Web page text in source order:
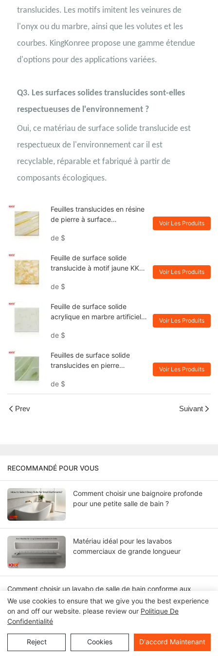
translucides. Les motifs imitent les veinures de
l'onyx ou du marbre, ainsi que les volutes et les
courbes. KingKonree propose une gamme étendue
d'options pour des applications variées.
Q3. Les surfaces solides translucides sont-elles
respectueuses de l'environnement ?
Oui, ce matériau de surface solide translucide est
respectueux de l'environnement car il est
recyclable, réparable et fabriqué à partir de
composants écologiques.
Feuilles translucides en résine
de pierre à surface
de $
Voir Les Produits
Feuille de surface solide
translucide à motif jaune KKR-
de $
Voir Les Produits
Feuille de surface solide
acrylique en marbre artificiel
de $
Voir Les Produits
Feuilles de surface solide
translucides en pierre
de $
Voir Les Produits
Prev Suivant
RECOMMANDÉ POUR VOUS
Comment choisir une baignoire profonde
pour une petite salle de bain ?
Matériau idéal pour les lavabos
commerciaux de grande longueur
Comment choisir un lavabo de salle de bain conforme aux
normes ADA pour différents types de bâtiments ?
normes ADA : Quelles sont les principales
préoccupations des architectes et des
We use cookies to ensure that we give you the best experience
on and off our website. please review our Politique De
Confidentialité
Reject Cookies D'accord Maintenant